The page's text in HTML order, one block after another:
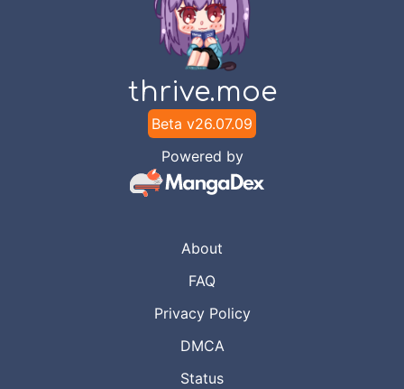
thrive.moe
Beta v26.07.09
Powered by
About
FAQ
Privacy Policy
DMCA
Status